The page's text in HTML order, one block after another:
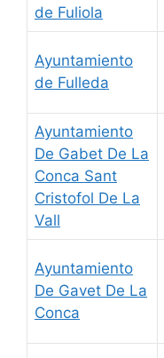
de Fuliola
Ayuntamiento
de Fulleda
Ayuntamiento
De Gabet De La
Conca Sant
Cristofol De La
Vall
Ayuntamiento
De Gavet De La
Conca